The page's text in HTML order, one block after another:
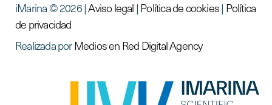
iMarina © 2026 |Aviso legal | Política de cookies| Política
de privacidad
Realizada porMedios en Red Digital Agency